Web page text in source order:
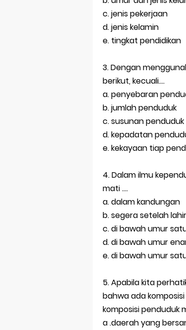
c. jenis pekerjaan
d. jenis kelamin
e. tingkat pendidikan
3. Dengan
berikut, kecuali....
a. penyebaran
b. jumlah penduduk
c. susunan
d. kepadatan
e. kekayaan tiap
4. Dalam ilmu
mati ....
a. dalam kandungan
b. segera setelah lahir
c. di bawah umur
d. di bawah umur
e. di bawah umur
5. Apabila kita
bahwa ada
komposisi penduduk
a .daerah yang